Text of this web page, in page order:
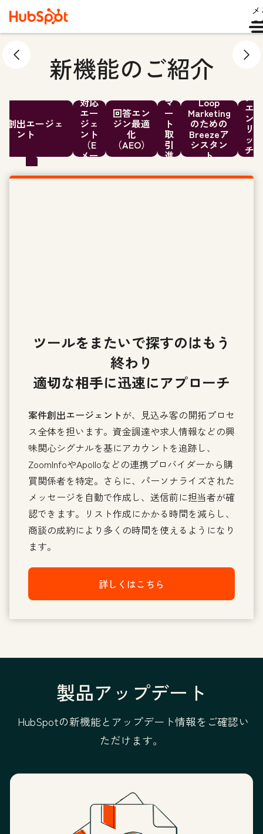
新機能のご紹介
創出エージェ
ント
対応
エー
ジェ
ント
（E
メー
回答エン
ジン最適
化
（AEO）
マ
ー
ト
取
引
進
Loop
Marketing
のための
Breezeア
シスタン
ト
タ
エ
ン
リ
ッ
チ
メ
ン
ト
ツールをまたいで探すのはもう
終わり
適切な相手に迅速にアプローチ
案件創出エージェントが、見込み客の開拓プロセ
ス全体を担います。資金調達や求人情報などの興
味関心シグナルを基にアカウントを追跡し、
ZoomInfoやApolloなどの連携プロバイダーから購
買関係者を特定。さらに、パーソナライズされた
メッセージを自動で作成し、送信前に担当者が確
認できます。リスト作成にかかる時間を減らし、
商談の成約により多くの時間を使えるようになり
ます。
詳しくはこちら
製品アップデート
HubSpotの新機能とアップデート情報をご確認い
ただけます。